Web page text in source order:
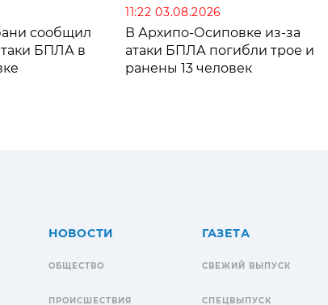
сообщил
БПЛА в
11:22 03.08.2026
В Архипо-Осиповке из-за
атаки БПЛА погибли трое и
ранены 13 человек
НОВОСТИ
ОБЩЕСТВО
ПРОИСШЕСТВИЯ
ГАЗЕТА
СВЕЖИЙ ВЫПУСК
СПЕЦВЫПУСК